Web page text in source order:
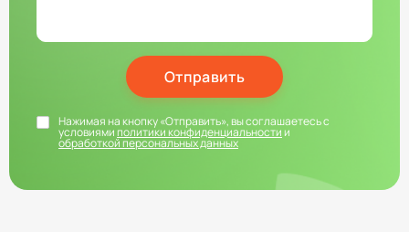
Отправить
Нажимая на кнопку «Отправить», вы соглашаетесь с
условиямиполитики конфиденциальностии
обработкой персональных данных